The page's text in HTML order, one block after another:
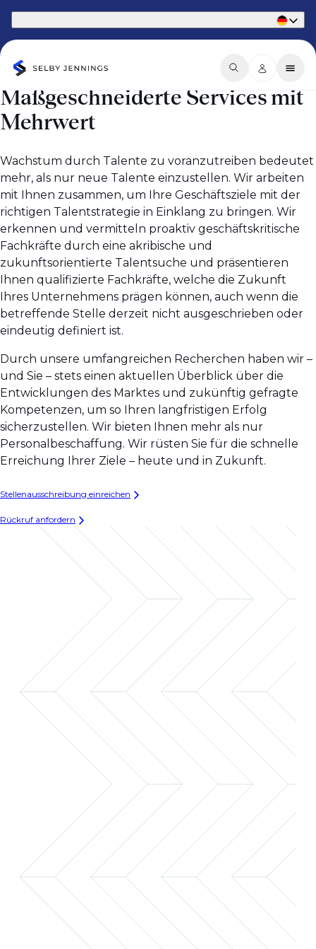
Maßgeschneiderte Services mit
Mehrwert
Wachstum durch Talente zu voranzutreiben bedeutet
mehr, als nur neue Talente einzustellen. Wir arbeiten
mit Ihnen zusammen, um Ihre Geschäftsziele mit der
richtigen Talentstrategie in Einklang zu bringen. Wir
erkennen und vermitteln proaktiv geschäftskritische
Fachkräfte durch eine akribische und
zukunftsorientierte Talentsuche und präsentieren
Ihnen qualifizierte Fachkräfte, welche die Zukunft
Ihres Unternehmens prägen können, auch wenn die
betreffende Stelle derzeit nicht ausgeschrieben oder
eindeutig definiert ist.
Durch unsere umfangreichen Recherchen haben wir –
und Sie – stets einen aktuellen Überblick über die
Entwicklungen des Marktes und zukünftig gefragte
Kompetenzen, um so Ihren langfristigen Erfolg
sicherzustellen. Wir bieten Ihnen mehr als nur
Personalbeschaffung. Wir rüsten Sie für die schnelle
Erreichung Ihrer Ziele – heute und in Zukunft.
Stellenausschreibung einreichen
Rückruf anfordern